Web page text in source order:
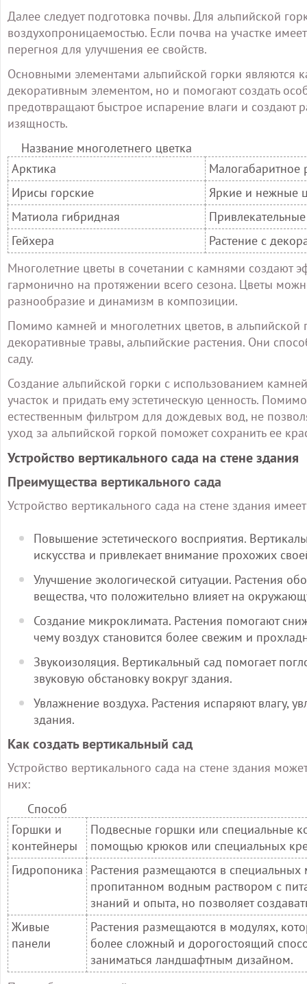
Далее следует подготовка почвы. Для альпийской
воздухопроницаемостью. Если почва на участке
перегноя для улучшения ее свойств.
Основными элементами альпийской горки являются
декоративным элементом, но и помогают создать
предотвращают быстрое испарение влаги и создают
изящность.
Название многолетнего цветка
Арктика
Ирисы горские
Яркие и нежные
Матиола гибридная
Гейхера
Растение с
Многолетние цветы в сочетании с камнями создают
гармонично на протяжении всего сезона. Цветы
разнообразие и динамизм в композиции.
Помимо камней и многолетних цветов, в альпийской
декоративные травы, альпийские растения. Они
саду.
Создание альпийской горки с использованием
участок и придать ему эстетическую ценность.
естественным фильтром для дождевых вод, не
уход за альпийской горкой поможет сохранить ее
Устройство вертикального сада на стене здания
Преимущества вертикального сада
Устройство вертикального сада на стене здания
Повышение эстетического восприятия.
искусства и привлекает внимание прохожих
Улучшение экологической ситуации. Растения
вещества, что положительно влияет на
Создание микроклимата. Растения помогают
чему воздух становится более свежим и
Звукоизоляция. Вертикальный сад помогает
звуковую обстановку вокруг здания.
Увлажнение воздуха. Растения испаряют влагу,
здания.
Как создать вертикальный сад
Устройство вертикального сада на стене здания
них:
Способ
Горшки и
контейнеры
Подвесные горшки или специальные
помощью крюков или специальных
Гидропоника Растения размещаются в специальных
пропитанном водным раствором с
знаний и опыта, но позволяет
Живые
панели
Растения размещаются в модулях,
более сложный и дорогостоящий
заниматься ландшафтным дизайном.